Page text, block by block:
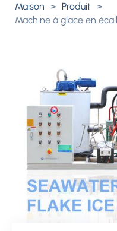
Maison > Produit >
Machine à glace en